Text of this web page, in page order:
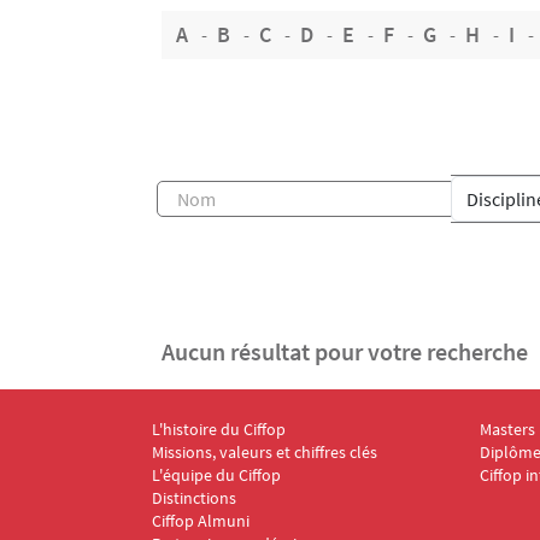
A B C D E F G H I
Aucun résultat pour votre recherche
Menu Footer CIFFOP 1
L'histoire du Ciffop
Missions, valeurs et chiffres clés
L'équipe du Ciffop
Distinctions
Ciffop Almuni
Menu
Masters
Ciffop